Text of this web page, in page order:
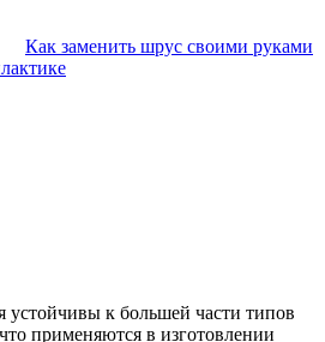
Как заменить шрус своими руками
устойчивы к большей части типов
применяются в изготовлении